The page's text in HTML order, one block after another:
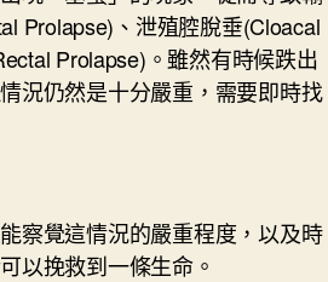
Prolapse)、泄殖腔脫垂(Cloacal
Prolapse)。雖然有時候跌出
況仍然是十分嚴重，需要即時找
察覺這情況的嚴重程度，以及時
以挽救到一條生命。